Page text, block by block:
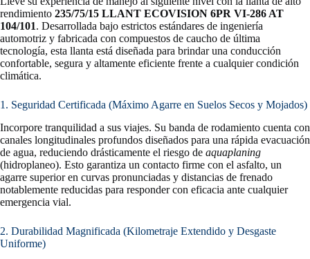
rendimiento 235/75/15 LLANT ECOVISION 6PR VI-286 AT
104/101. Desarrollada bajo estrictos estándares de ingeniería
automotriz y fabricada con compuestos de caucho de última
tecnología, esta llanta está diseñada para brindar una conducción
confortable, segura y altamente eficiente frente a cualquier condición
climática.
1. Seguridad Certificada (Máximo Agarre en Suelos Secos y Mojados)
Incorpore tranquilidad a sus viajes. Su banda de rodamiento cuenta con
canales longitudinales profundos diseñados para una rápida evacuación
de agua, reduciendo drásticamente el riesgo de aquaplaning
(hidroplaneo). Esto garantiza un contacto firme con el asfalto, un
agarre superior en curvas pronunciadas y distancias de frenado
notablemente reducidas para responder con eficacia ante cualquier
emergencia vial.
2. Durabilidad Magnificada (Kilometraje Extendido y Desgaste
Uniforme)